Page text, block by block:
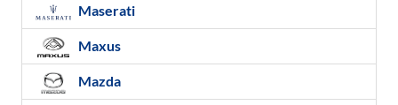
Maserati
Maxus
Mazda